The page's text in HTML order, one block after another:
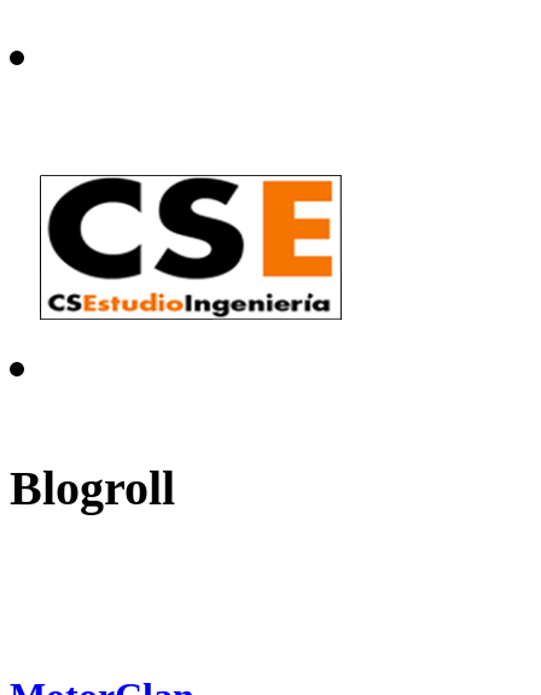
Blogroll